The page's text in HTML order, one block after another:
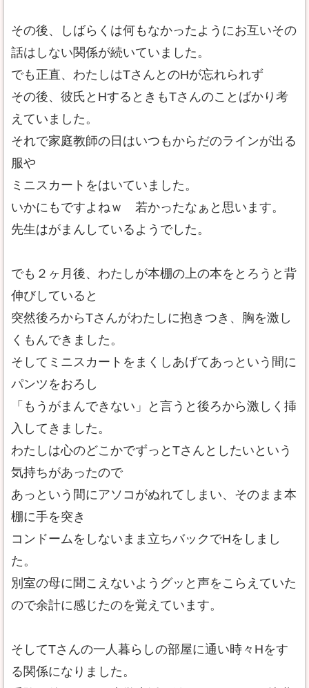
その後、しばらくは何もなかったようにお互いその
話はしない関係が続いていました。
でも正直、わたしはTさんとのHが忘れられず
その後、彼氏とHするときもTさんのことばかり考
えていました。
それで家庭教師の日はいつもからだのラインが出る
服や
ミニスカートをはいていました。
いかにもですよねｗ 若かったなぁと思います。
先生はがまんしているようでした。
でも２ヶ月後、わたしが本棚の上の本をとろうと背
伸びしていると
突然後ろからTさんがわたしに抱きつき、胸を激し
くもんできました。
そしてミニスカートをまくしあげてあっという間に
パンツをおろし
「もうがまんできない」と言うと後ろから激しく挿
入してきました。
わたしは心のどこかでずっとTさんとしたいという
気持ちがあったので
あっという間にアソコがぬれてしまい、そのまま本
棚に手を突き
コンドームをしないまま立ちバックでHをしまし
た。
別室の母に聞こえないようグッと声をこらえていた
ので余計に感じたのを覚えています。
そしてTさんの一人暮らしの部屋に通い時々Hをす
る関係になりました。